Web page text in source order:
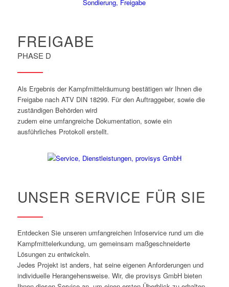
FREIGABE
PHASE D
Als Ergebnis der Kampfmittelräumung bestätigen wir Ihnen die
Freigabe nach ATV DIN 18299. Für den Auftraggeber, sowie die
zuständigen Behörden wird
zudem eine umfangreiche Dokumentation, sowie ein
ausführliches Protokoll erstellt.
UNSER SERVICE FÜR SIE
Entdecken Sie unseren umfangreichen Infoservice rund um die
Kampfmittelerkundung, um gemeinsam maßgeschneiderte
Lösungen zu entwickeln.
Jedes Projekt ist anders, hat seine eigenen Anforderungen und
individuelle Herangehensweise. Wir, die provisys GmbH bieten